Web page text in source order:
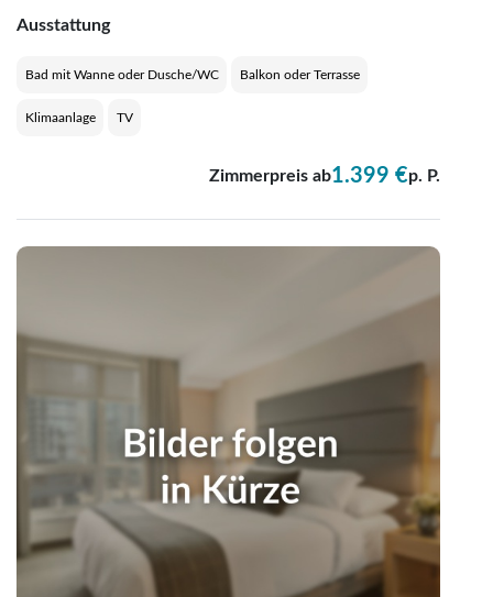
Ausstattung
Bad mit Wanne oder Dusche/WC Balkon oder Terrasse
Klimaanlage TV
Zimmerpreis ab1.399 €p. P.